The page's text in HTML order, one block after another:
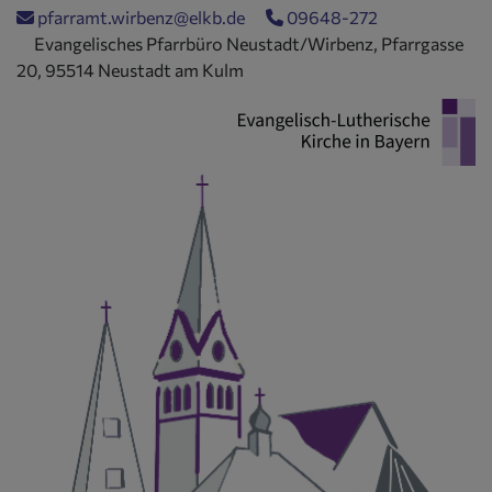
Direkt
Inhalt
pfarramt.wirbenz@elkb.de
09648-272
Evangelisches Pfarrbüro Neustadt/Wirbenz, Pfarrgasse
20, 95514 Neustadt am Kulm